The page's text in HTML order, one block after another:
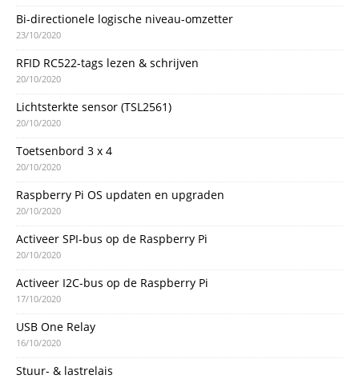
Bi-directionele logische niveau-omzetter
23/10/2020
RFID RC522-tags lezen & schrijven
20/10/2020
Lichtsterkte sensor (TSL2561)
20/10/2020
Toetsenbord 3 x 4
20/10/2020
Raspberry Pi OS updaten en upgraden
20/10/2020
Activeer SPI-bus op de Raspberry Pi
20/10/2020
Activeer I2C-bus op de Raspberry Pi
17/10/2020
USB One Relay
16/10/2020
Stuur- & lastrelais